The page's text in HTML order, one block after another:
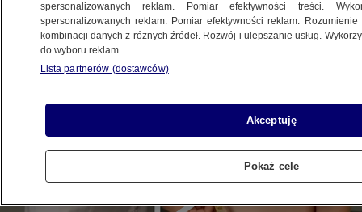
15.06.2026, 13:54
Posłuchaj artykułu
Czyta lektor AI
spersonalizowanych reklam. Pomiar efektywności treści.
spersonalizowanych reklam. Pomiar efektywności reklam.
kombinacji danych z różnych źródeł. Rozwój i ulepszanie usług.
do wyboru reklam.
Lista partnerów (dostawców)
Akceptuję
Pokaż cele